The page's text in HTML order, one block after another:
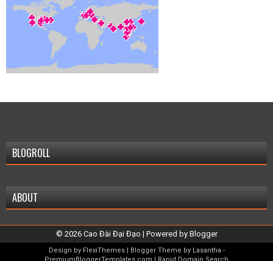
BLOGROLL
ABOUT
© 2026 Cao Đài Đại Đạo | Powered by Blogger
Design by FlexiThemes| Blogger Theme by Lasantha -